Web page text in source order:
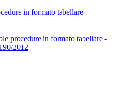
in formato tabellare
procedure in formato tabellare -
2012